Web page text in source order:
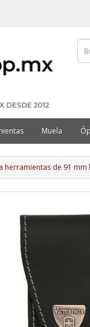
Muela
herramientas de 91